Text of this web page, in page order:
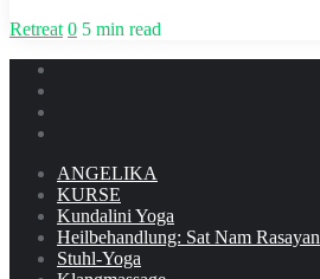
Retreat 0 5 min read
ANGELIKA
KURSE
Kundalini Yoga
Heilbehandlung: Sat Nam Rasayan
Stuhl-Yoga